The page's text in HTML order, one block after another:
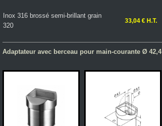
Inox 316 brossé semi-brillant grain
320
33,04 € H.T.
Adaptateur avec berceau pour main-courante Ø 42,4